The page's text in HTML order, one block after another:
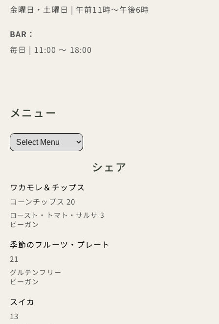
金曜日・土曜日 | 午前11時～午後6時
BAR：
毎日 | 11:00 ～ 18:00
メニュー
シェア
ワカモレ＆チップス
コーンチップス 20
ロースト・トマト・サルサ 3
ビーガン
季節のフルーツ・プレート
21
グルテンフリー
ビーガン
スイカ
13